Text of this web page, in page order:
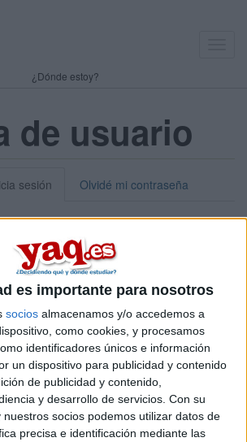
es importante para nosotros
socios almacenamos y/o accedemos a
como cookies, y procesamos
identificadores únicos e información
un dispositivo para publicidad y contenido
de publicidad y contenido,
y desarrollo de servicios. Con su
nuestros socios podemos utilizar datos de
precisa e identificación mediante las
¿Dónde estoy?
de usuario
sesión Olvidé mi contraseña
introduciendo tu nombre de usuario o tu
que acompaña a tu nombre de usuario